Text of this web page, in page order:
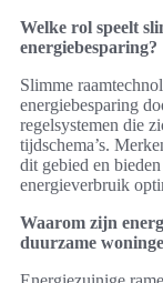
Welke rol speelt
energiebesparing?
Slimme
energiebesparing
regelsystemen die
tijdschema’s.
dit gebied en
energieverbruik
Waarom zijn
duurzame